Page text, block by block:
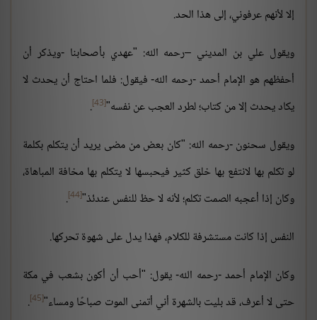
إلا لأنهم عرفوني، إلى هذا الحد.
ويقول علي بن المديني –رحمه الله: "عهدي بأصحابنا -ويذكر أن
أحفظهم هو الإمام أحمد -رحمه الله- فيقول: فلما احتاج أن يحدث لا
يكاد يحدث إلا من كتاب؛ لطرد العجب عن نفسه"[43]
.
ويقول سحنون -رحمه الله: "كان بعض من مضى يريد أن يتكلم بكلمة
لو تكلم بها لانتفع بها خلق كثير فيحبسها لا يتكلم بها مخافة المباهاة،
وكان إذا أعجبه الصمت تكلم؛ لأنه لا حظ للنفس عندئذ"[44]
.
النفس إذا كانت مستشرفة للكلام، فهذا يدل على شهوة تحركها.
وكان الإمام أحمد -رحمه الله- يقول: "أحب أن أكون بشعب في مكة
حتى لا أعرف، قد بليت بالشهرة أني أتمنى الموت صباحًا ومساء"[45]
.